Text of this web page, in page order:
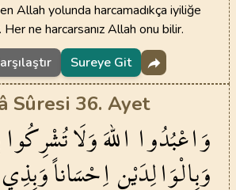
Allah yolunda harcamadıkça iyiliğe
ne harcarsanız Allah onu bilir.
Sureye Git
Sûresi 36. Ayet
وَاعْبُدُوا اللّٰهَوَلَاتُشْرِكُوا
وَبِالْوَالِدَيْنِاِحْسَاناًوَبِذِي